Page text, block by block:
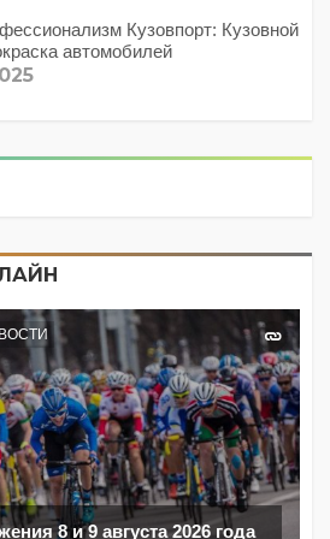
Кузовпорт: Кузовной
автомобилей
8 и 9 августа 2026 года